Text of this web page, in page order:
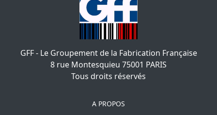
GFF - Le Groupement de la Fabrication Française
8 rue Montesquieu 75001 PARIS
Tous droits réservés
A PROPOS